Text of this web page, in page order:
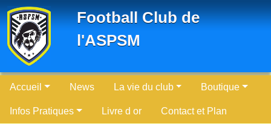
Football Club de
l'ASPSM
Accueil News La vie du club Boutique
Infos Pratiques Livre d or Contact et Plan
Panneau de gestion des cookies